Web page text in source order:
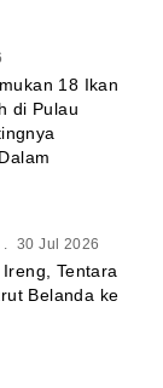
18 Ikan
di Pulau
30 Jul 2026
Tentara
Belanda ke